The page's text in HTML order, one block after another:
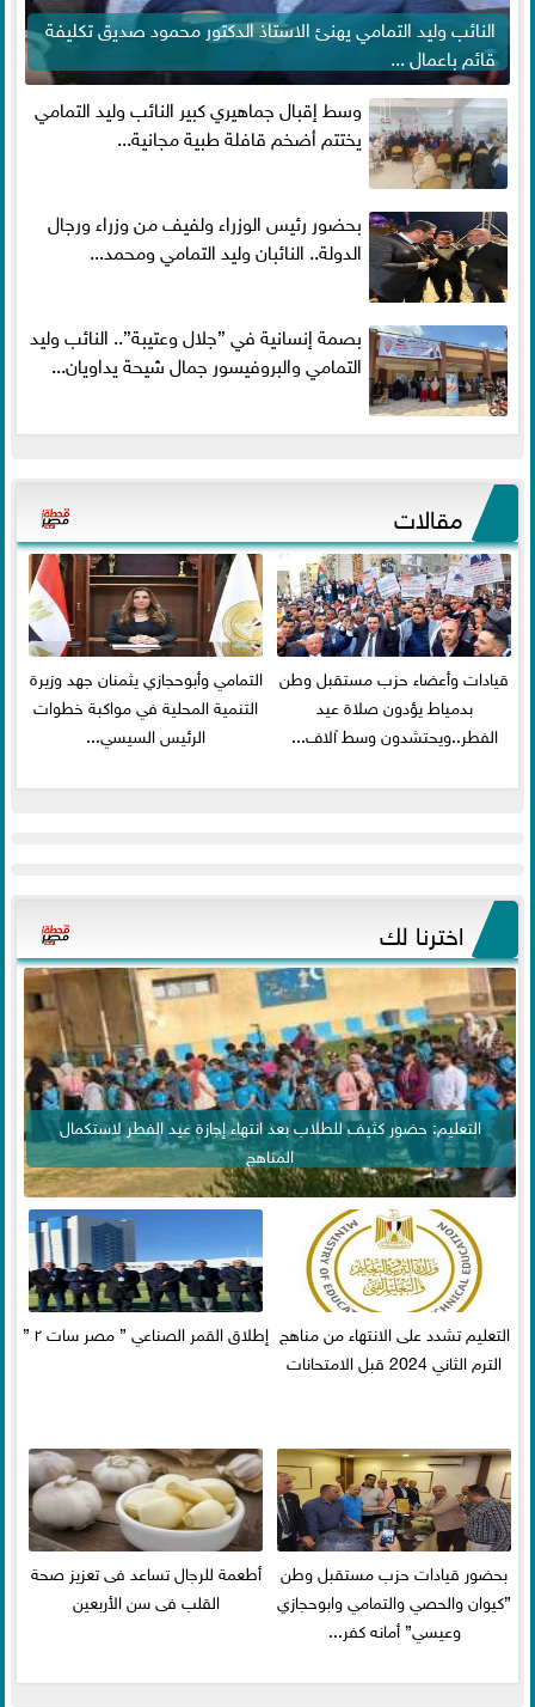
النائب وليد التمامي يهنئ الاستاذ الدكتور محمود صديق تكليفة
قائم باعمال ...
وسط إقبال جماهيري كبير النائب وليد التمامي
يختتم أضخم قافلة طبية مجانية...
بحضور رئيس الوزراء ولفيف من وزراء ورجال
الدولة.. النائبان وليد التمامي ومحمد...
بصمة إنسانية في ”جلال وعتيبة”.. النائب وليد
التمامي والبروفيسور جمال شيحة يداويان...
مقالات
قيادات وأعضاء حزب مستقبل وطن
بدمياط يؤدون صلاة عيد
الفطر..ويحتشدون وسط آلاف...
التمامي وأبوحجازي يثمنان جهد وزيرة
التنمية المحلية في مواكبة خطوات
الرئيس السيسي...
اخترنا لك
التعليم: حضور كثيف للطلاب بعد انتهاء إجازة عيد الفطر لاستكمال
المناهج
التعليم تشدد على الانتهاء من مناهج
الترم الثاني 2024 قبل الامتحانات
إطلاق القمر الصناعي ” مصر سات ٢ ”
بحضور قيادات حزب مستقبل وطن
”كيوان والحصي والتمامي وابوحجازي
وعيسي” أمانه كفر...
أطعمة للرجال تساعد فى تعزيز صحة
القلب فى سن الأربعين